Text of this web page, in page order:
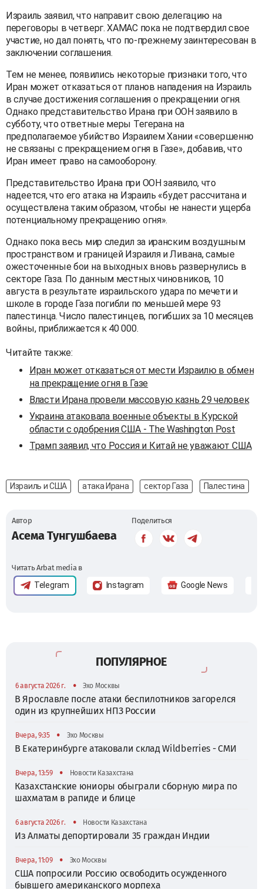
Израиль заявил, что направит свою делегацию на
переговоры в четверг. ХАМАС пока не подтвердил свое
участие, но дал понять, что по-прежнему заинтересован в
заключении соглашения.
Тем не менее, появились некоторые признаки того, что
Иран может отказаться от планов нападения на Израиль
в случае достижения соглашения о прекращении огня.
Однако представительство Ирана при ООН заявило в
субботу, что ответные меры Тегерана на
предполагаемое убийство Израилем Хании «совершенно
не связаны с прекращением огня в Газе», добавив, что
Иран имеет право на самооборону.
Представительство Ирана при ООН заявило, что
надеется, что его атака на Израиль «будет рассчитана и
осуществлена таким образом, чтобы не нанести ущерба
потенциальному прекращению огня».
Однако пока весь мир следил за иранским воздушным
пространством и границей Израиля и Ливана, самые
ожесточенные бои на выходных вновь развернулись в
секторе Газа. По данным местных чиновников, 10
августа в результате израильского удара по мечети и
школе в городе Газа погибли по меньшей мере 93
палестинца. Число палестинцев, погибших за 10 месяцев
войны, приближается к 40 000.
Читайте также:
Иран может отказаться от мести Израилю в обмен
на прекращение огня в Газе
Власти Ирана провели массовую казнь 29 человек
Украина атаковала военные объекты в Курской
области с одобрения США - The Washington Post
Трамп заявил, что Россия и Китай не уважают США
Израиль и США атака Ирана сектор Газа Палестина
Автор
Асема Тунгушбаева
Поделиться
Читать Arbat media в
Telegram Instagram Google News
ПОПУЛЯРНОЕ
6 августа 2026 г. • Эхо Москвы
В Ярославле после атаки беспилотников загорелся
один из крупнейших НПЗ России
Вчера, 9:35 • Эхо Москвы
В Екатеринбурге атаковали склад Wildberries - СМИ
Вчера, 13:59 • Новости Казахстана
Казахстанские юниоры обыграли сборную мира по
шахматам в рапиде и блице
6 августа 2026 г. • Новости Казахстана
Из Алматы депортировали 35 граждан Индии
Вчера, 11:09 • Эхо Москвы
США попросили Россию освободить осужденного
бывшего американского морпеха